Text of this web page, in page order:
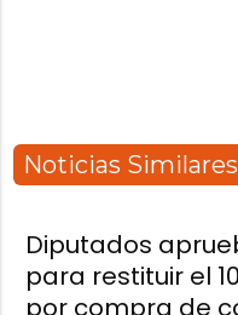
Noticias Similares
Diputados
para restituir el
por compra de